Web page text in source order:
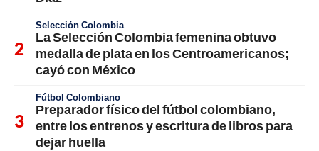
Selección Colombia
La Selección Colombia femenina obtuvo
medalla de plata en los Centroamericanos;
cayó con México
Fútbol Colombiano
Preparador físico del fútbol colombiano,
entre los entrenos y escritura de libros para
dejar huella